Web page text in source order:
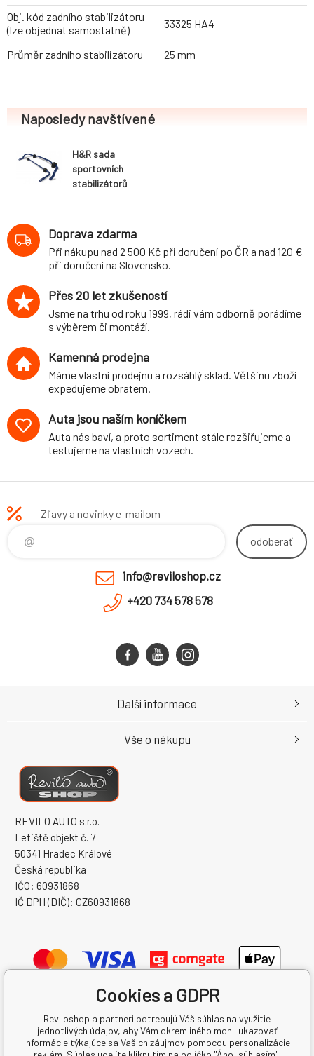
Obj. kód zadního stabilizátoru
(lze objednat samostatně)
33325 HA4
Průměr zadního stabilizátoru 25 mm
Naposledy navštívené
H&R sada
sportovních
stabilizátorů
Polo (9N) 3-dvéř.,
5-dvéř., GTI,
2WD, r.v. 11/01-,
průměr 22
velkým tlumičem
výfuku
Doprava zdarma
Při nákupu nad 2 500 Kč při doručení po ČR a nad 120 €
při doručení na Slovensko.
Přes 20 let zkušeností
Jsme na trhu od roku 1999, rádi vám odborně porádíme
s výběrem či montáží.
Kamenná prodejna
Máme vlastní prodejnu a rozsáhlý sklad. Většinu zboží
expedujeme obratem.
Auta jsou naším koníčkem
Auta nás baví, a proto sortiment stále rozšiřujeme a
testujeme na vlastních vozech.
Zľavy a novinky e-mailom
odoberať
info@reviloshop.cz
+420 734 578 578
REVILO AUTO s.r.o.
Letiště objekt č. 7
50341 Hradec Králové
Česká republika
IČO: 60931868
IČ DPH (DIČ): CZ60931868
Další informace
Vše o nákupu
Cookies a GDPR
Reviloshop a partneri potrebujú Váš súhlas na využitie
jednotlivých údajov, aby Vám okrem iného mohli ukazovať
informácie týkajúce sa Vašich záujmov pomocou personalizácie